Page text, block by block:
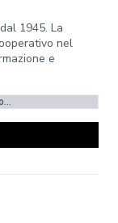
1945. La
nel
e